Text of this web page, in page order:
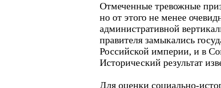
Отмеченные тревожные
но от этого не менее
административной
правителя замыкались
Российской империи, и в
Исторический результат
Для оценки социально-